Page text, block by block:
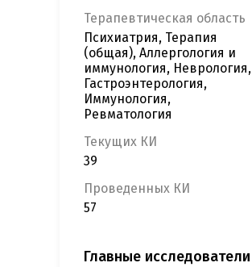
Терапевтическая область
Психиатрия, Терапия
(общая), Аллергология и
иммунология, Неврология,
Гастроэнтерология,
Иммунология,
Ревматология
Текущих КИ
39
Проведенных КИ
57
Главные исследователи